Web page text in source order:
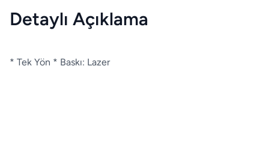
Detaylı Açıklama
* Tek Yön * Baskı: Lazer